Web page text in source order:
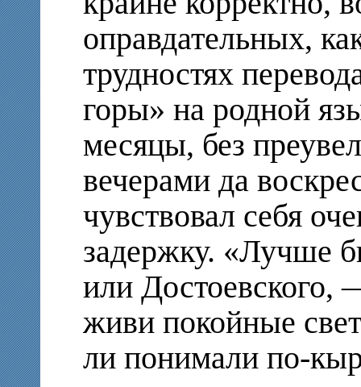
оправдательных,
трудностях
горы» на родной
месяцы, без
вечерами да
чувствовал себя
задержку. «Лучше
или
живи покойные
ли понимали по-